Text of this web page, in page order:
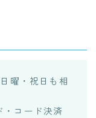
曜・祝日も相
・コード決済